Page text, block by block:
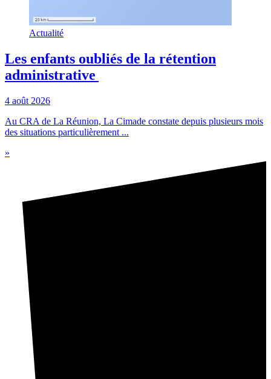
Actualité
Les enfants oubliés de la rétention
administrative
4 août 2026
Au CRA de La Réunion, La Cimade constate depuis plusieurs mois
des situations particulièrement ...
»